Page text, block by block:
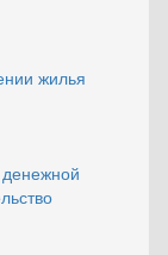
жилья